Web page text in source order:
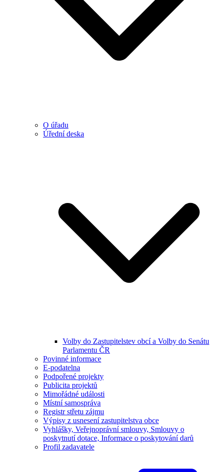
O úřadu
Úřední deska
Volby do Zastupitelstev obcí a Volby do Senátu
Parlamentu ČR
Povinné informace
E-podatelna
Podpořené projekty
Publicita projektů
Mimořádné události
Místní samospráva
Registr střetu zájmu
Výpisy z usnesení zastupitelstva obce
Vyhlášky, Veřejnoprávní smlouvy, Smlouvy o
poskytnutí dotace, Informace o poskytování darů
Profil zadavatele